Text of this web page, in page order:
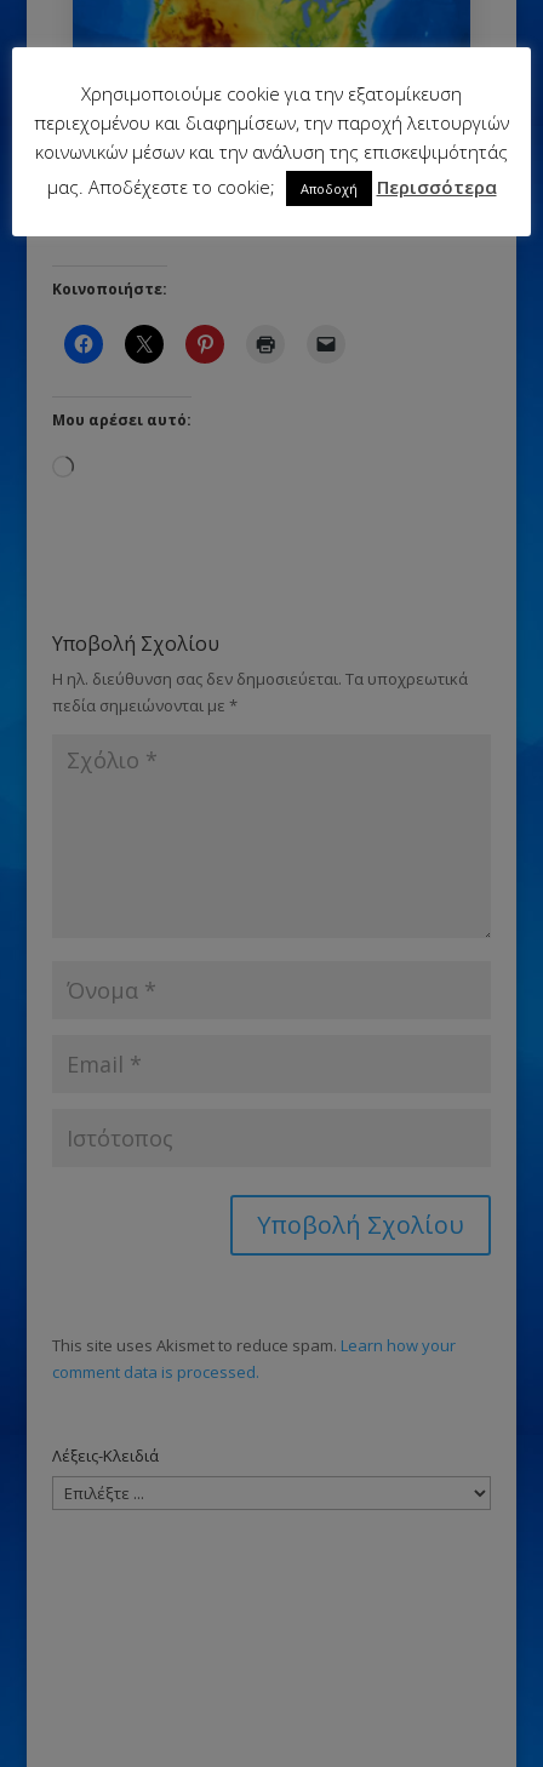
Βόρεια Αμερική – 3D
Κοινοποιήστε:
Μου αρέσει αυτό:
Loading…
Υποβολή Σχολίου
Η ηλ. διεύθυνση σας δεν δημοσιεύεται. Τα υποχρεωτικά
πεδία σημειώνονται με *
This site uses Akismet to reduce spam. Learn how your
comment data is processed.
Λέξεις-Κλειδιά
Χρησιμοποιούμε cookie για την εξατομίκευση
περιεχομένου και διαφημίσεων, την παροχή λειτουργιών
κοινωνικών μέσων και την ανάλυση της επισκεψιμότητάς
μας. Αποδέχεστε το cookie;
Αποδοχή Περισσότερα